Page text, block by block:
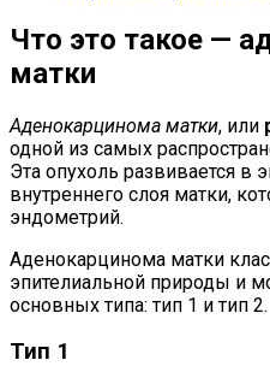
Что это такое —
матки
Аденокарцинома матки, или
одной из самых
Эта опухоль развивается в
внутреннего слоя матки,
эндометрий.
Аденокарцинома матки
эпителиальной природы и
основных типа: тип 1 и тип 2.
Тип 1